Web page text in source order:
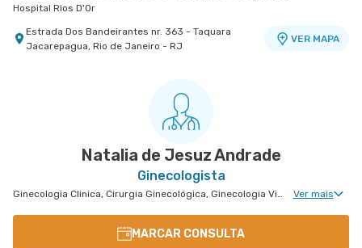
Hospital Rios D'Or
Estrada Dos Bandeirantes nr. 363 - Taquara
Jacarepagua, Rio de Janeiro - RJ
VER MAPA
Natalia de Jesuz Andrade
Ginecologista
Ginecologia Clinica, Cirurgia Ginecológica, Ginecologia Videohisteroscopia Ver mais
MARCAR CONSULTA